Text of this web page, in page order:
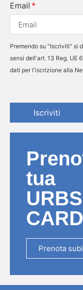
Email
Premendo su "Iscriviti" si
sensi dell'art. 13 Reg. UE
dati per l'iscrizione alla
Iscriviti
tua
CARD
Prenota